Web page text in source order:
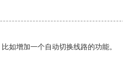
如增加一个自动切换线路的功能。